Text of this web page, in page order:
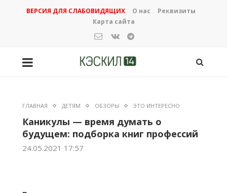
ВЕРСИЯ ДЛЯ СЛАБОВИДЯЩИХ О нас
Реквизиты
Карта сайта
ГЛАВНАЯ ДЕТЯМ ОБЗОРЫ ЭТО ИНТЕРЕСНО
Каникулы — время думать о
будущем: подборка книг профессий
24.05.2021 17:57